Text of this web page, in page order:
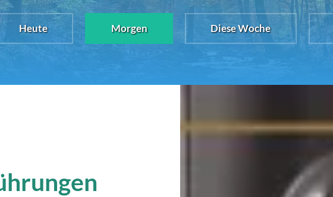
Heute Morgen Diese Woche